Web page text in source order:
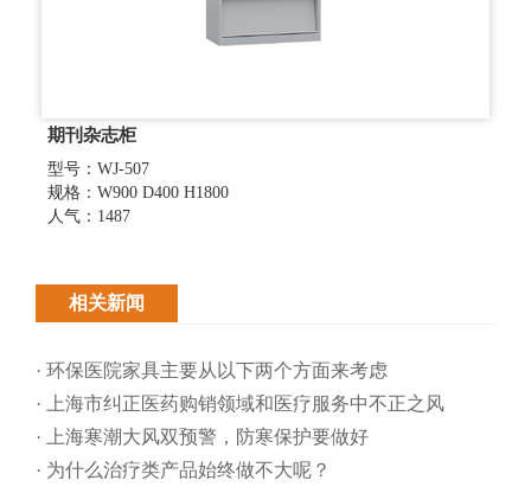
期刊杂志柜
型号：WJ-507
规格：W900 D400 H1800
人气：1487
相关新闻
· 环保医院家具主要从以下两个方面来考虑
· 上海市纠正医药购销领域和医疗服务中不正之风
· 上海寒潮大风双预警，防寒保护要做好
· 为什么治疗类产品始终做不大呢？